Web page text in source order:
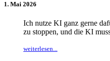
1. Mai 2026
Ich nutze KI ganz gerne
zu stoppen, und die KI
weiterlesen...